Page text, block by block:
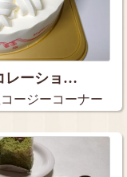
レーショ…
ージーコーナー